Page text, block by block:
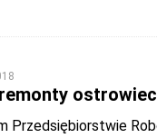
Przedsiębiorstwie